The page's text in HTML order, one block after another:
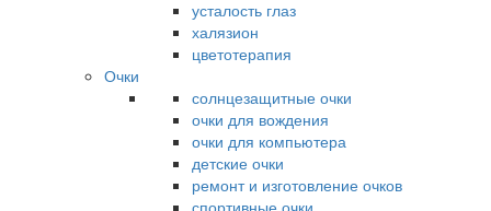
усталость глаз
халязион
цветотерапия
Очки
солнцезащитные очки
очки для вождения
очки для компьютера
детские очки
ремонт и изготовление очков